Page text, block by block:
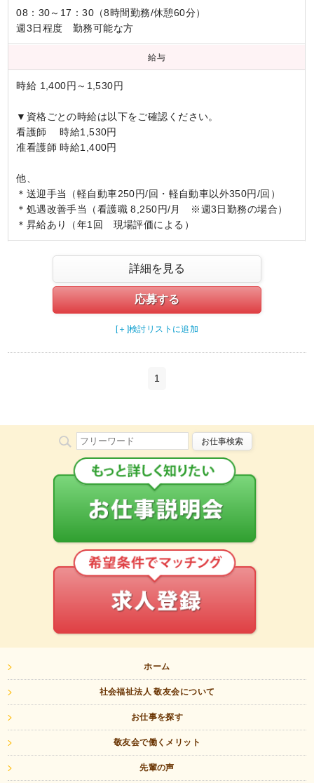
08：30～17：30（8時間勤務/休憩60分）
週3日程度 勤務可能な方
給与
時給 1,400円～1,530円
▼資格ごとの時給は以下をご確認ください。
看護師 時給1,530円
准看護師 時給1,400円
他、
＊送迎手当（軽自動車250円/回・軽自動車以外350円/回）
＊処遇改善手当（看護職 8,250円/月 ※週3日勤務の場合）
＊昇給あり（年1回 現場評価による）
詳細を見る
応募する
[＋]検討リストに追加
1
お仕事検索
ホーム
社会福祉法人 敬友会について
お仕事を探す
敬友会で働くメリット
先輩の声